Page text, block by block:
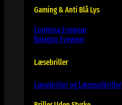
Gaming & Anti Blå Lys
Combina Eyewear
Balagan Eyewear
Læsebriller
Læsebriller og Læsesolbriller